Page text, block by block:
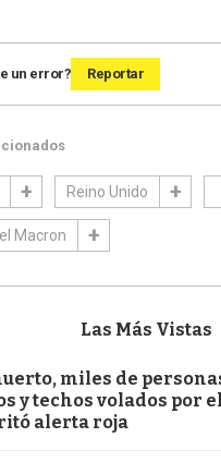
un error? Reportar
Reino Unido
Macron
Las Más Vistas
miles de
y techos volados por
alerta roja